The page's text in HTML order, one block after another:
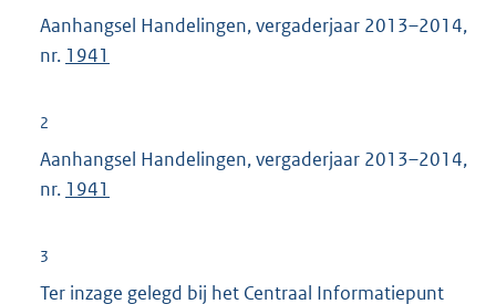
Aanhangsel Handelingen, vergaderjaar 2013–2014,
nr. 1941
2
Aanhangsel Handelingen, vergaderjaar 2013–2014,
nr. 1941
3
Ter inzage gelegd bij het Centraal Informatiepunt